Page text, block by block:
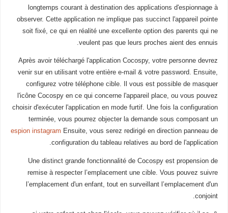
longtemps courant à destination des applications d'espionnage à
observer. Cette application ne implique pas succinct l'appareil pointe
soit fixé, ce qui en réalité une excellente option des parents qui ne
veulent pas que leurs proches aient des ennuis.
Après avoir téléchargé l'application Cocospy, votre personne devrez
venir sur en utilisant votre entière e-mail & votre password. Ensuite,
configurez votre téléphone cible. Il vous est possible de masquer
l'icône Cocospy en ce qui concerne l'appareil place, ou vous pouvez
choisir d'exécuter l'application en mode furtif. Une fois la configuration
terminée, vous pourrez objecter la demande sous composant un
espion instagram Ensuite, vous serez redirigé en direction panneau de
configuration du tableau relatives au bord de l'application.
Une distinct grande fonctionnalité de Cocospy est propension de
remise à respecter l’emplacement une cible. Vous pouvez suivre
l’emplacement d'un enfant, tout en surveillant l’emplacement d'un
conjoint.